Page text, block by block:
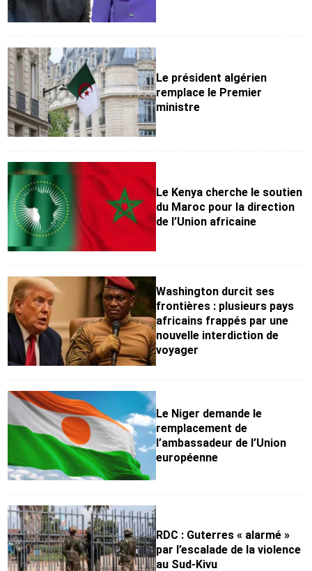
Le président algérien
remplace le Premier
ministre
Le Kenya cherche le soutien
du Maroc pour la direction
de l’Union africaine
Washington durcit ses
frontières : plusieurs pays
africains frappés par une
nouvelle interdiction de
voyager
Le Niger demande le
remplacement de
l’ambassadeur de l’Union
européenne
RDC : Guterres « alarmé »
par l’escalade de la violence
au Sud-Kivu